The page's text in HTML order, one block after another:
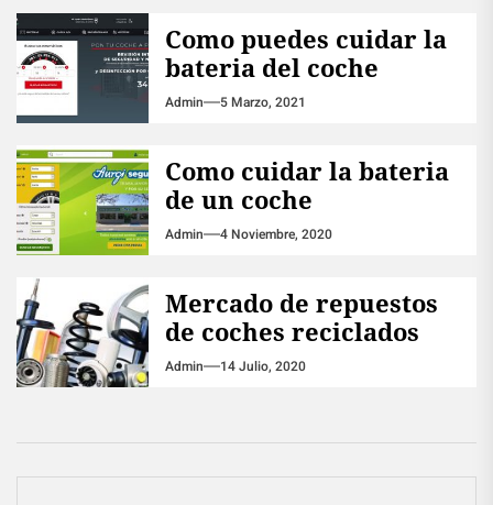
Como puedes cuidar la
bateria del coche
Admin 5 Marzo, 2021
Como cuidar la bateria
de un coche
Admin 4 Noviembre, 2020
Mercado de repuestos
de coches reciclados
Admin 14 Julio, 2020